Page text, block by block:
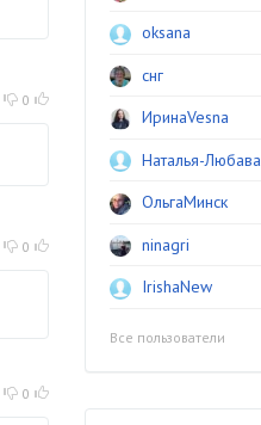
0
0
0
oksana
снг
ИринаVesna
Наталья-Любава
ОльгаМинск
ninagri
IrishaNew
Все пользователи